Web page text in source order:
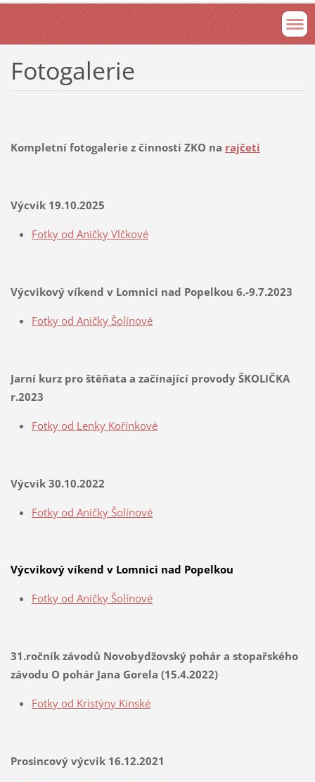
Fotogalerie
Kompletní fotogalerie z činnosti ZKO na rajčeti
Výcvik 19.10.2025
Fotky od Aničky Vlčkové
Výcvikový víkend v Lomnici nad Popelkou 6.-9.7.2023
Fotky od Aničky Šolínové
Jarní kurz pro štěňata a začínající provody ŠKOLIČKA
r.2023
Fotky od Lenky Kořínkové
Výcvik 30.10.2022
Fotky od Aničky Šolínové
Výcvikový víkend v Lomnici nad Popelkou
Fotky od Aničky Šolínové
31.ročník závodů Novobydžovský pohár a stopařského
závodu O pohár Jana Gorela (15.4.2022)
Fotky od Kristýny Kinské
Prosincový výcvik 16.12.2021